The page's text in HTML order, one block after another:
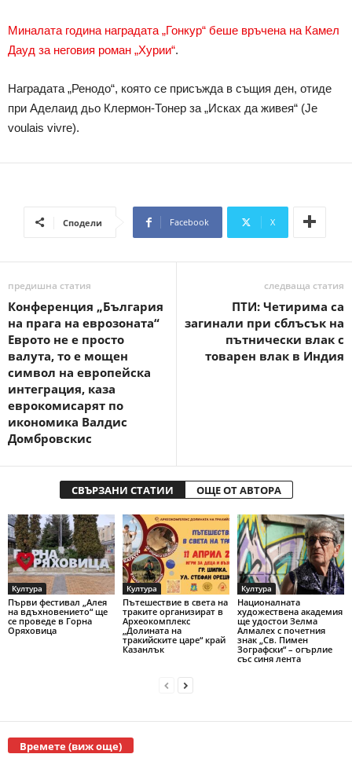
Миналата година наградата „Гонкур“ беше връчена на Камел
Дауд за неговия роман „Хурии“.
Наградата „Ренодо“, която се присъжда в същия ден, отиде
при Аделаид дьо Клермон-Тонер за „Исках да живея“ (Je
voulais vivre).
Сподели Facebook X
предишна статия
Конференция „България
на прага на еврозоната“
Еврото не е просто
валута, то е мощен
символ на европейска
интеграция, каза
еврокомисарят по
икономика Валдис
Домбровскис
следваща статия
ПТИ: Четирима са
загинали при сблъсък на
пътнически влак с
товарен влак в Индия
СВЪРЗАНИ СТАТИИ ОЩЕ ОТ АВТОРА
Култура
Първи фестивал „Алея
на вдъхновението“ ще
се проведе в Горна
Оряховица
Култура
Пътешествие в света на
траките организират в
Археокомплекс
„Долината на
тракийските царе“ край
Казанлък
Култура
Националната
художествена академия
ще удостои Зелма
Алмалех с почетния
знак „Св. Пимен
Зографски“ – огърлие
със синя лента
Времете (виж още)